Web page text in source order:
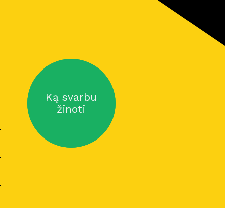
Ką svarbu
žinoti